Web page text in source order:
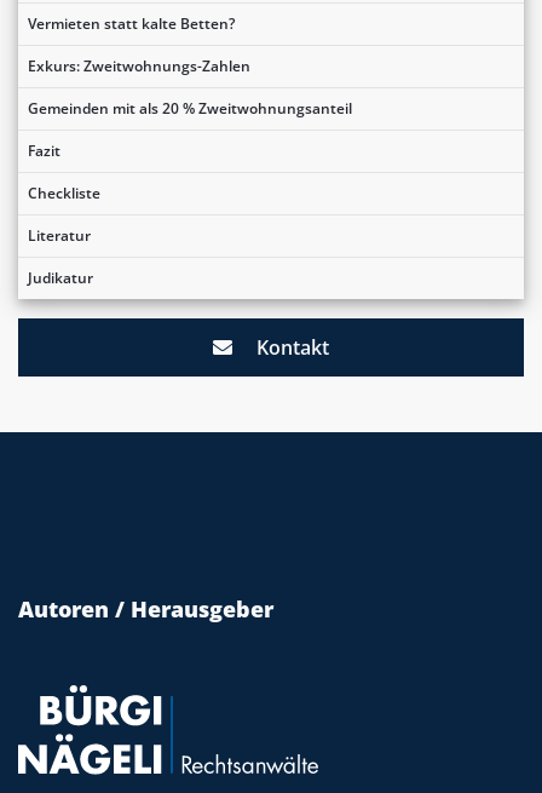
Vermieten statt kalte Betten?
Exkurs: Zweitwohnungs-Zahlen
Gemeinden mit als 20 % Zweitwohnungsanteil
Fazit
Checkliste
Literatur
Judikatur
Kontakt
Autoren / Herausgeber